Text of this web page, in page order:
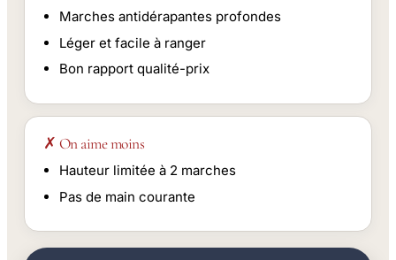
Marches antidérapantes profondes
Léger et facile à ranger
Bon rapport qualité-prix
✗ On aime moins
Hauteur limitée à 2 marches
Pas de main courante